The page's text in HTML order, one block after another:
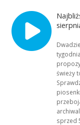
świeży
sprzed